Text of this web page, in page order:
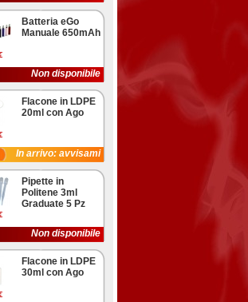
Batteria eGo
Manuale 650mAh
Non disponibile
Flacone in LDPE
20ml con Ago
In arrivo: avvisami
Pipette in
Politene 3ml
Graduate 5 Pz
Non disponibile
Flacone in LDPE
30ml con Ago